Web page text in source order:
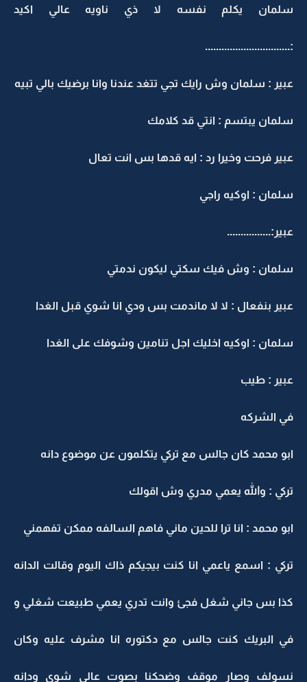
سلمان يكلم نفسه لا ذي ناويه عالي اكيد
:...............................
عبير : سلمان وش رايك تجي تتغد عندنا وانا برضيك بالي تبيه
سلمان يبتسم : انتي قد كلامك
عبير فرحت وخيرا رد : ايه قدها بس انت تعال
سلمان : اوكيه راجي
عبير:................
سلمان : وش فيك سكتي ليكون ندمتي
عبير بنفعال : لا لا ماندمت بس ودي انا شوي قبل الغدا
سلمان : اوكيه اخليك اجل تنامين وشوفك على الغدا
عبير : طيب
في الشركه
ابو محمد كان جالس مع تركي يتكلمون عن موضوع دانه
تركي : والله يعمي مدري وش اقولك
ابو محمد : انا ترا للحين ماني فاهم السالفه ممكن تفهمني
تركي : اسمع ياعمي انا كنت بيجيكم ذاك اليوم وقالت الدانه
كذا بس جاني شغل فجئ وانت تدري يعمي طبيعت شغلي و
في البريك كنت جالس مع دكتوره انا مشرف عليه وكان
نسولف وصار موقف وضحكنا بصوت عالي شوي ودانه